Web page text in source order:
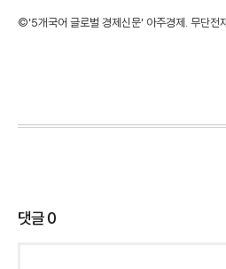
©'5개국어 글로벌 경제신문' 아주경제. 무단전
댓글0